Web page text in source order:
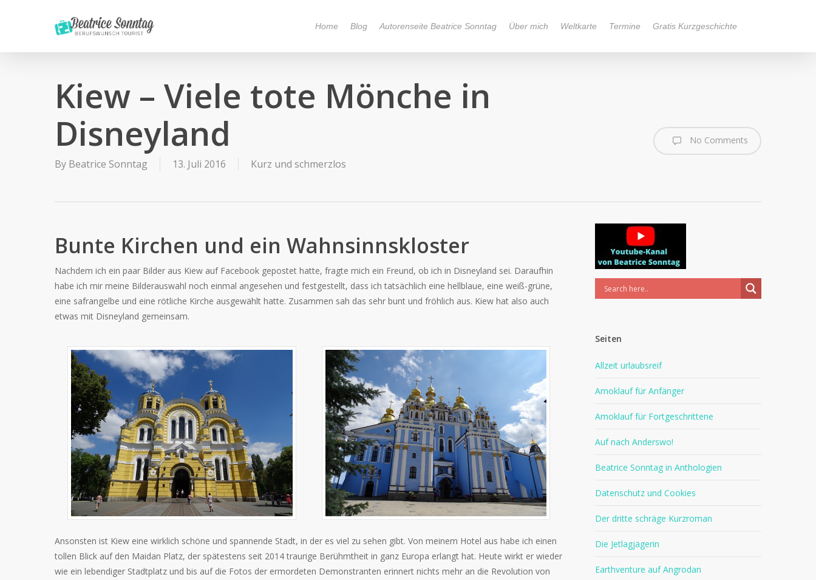
content
Home Blog Autorenseite Beatrice Sonntag Über mich Weltkarte Termine Gratis Kurzgeschichte
Kiew – Viele tote Mönche in
Disneyland
By Beatrice Sonntag 13. Juli 2016 Kurz und schmerzlos
No Comments
Bunte Kirchen und ein Wahnsinnskloster
Nachdem ich ein paar Bilder aus Kiew auf Facebook gepostet hatte, fragte mich ein Freund, ob ich in Disneyland sei. Daraufhin
habe ich mir meine Bilderauswahl noch einmal angesehen und festgestellt, dass ich tatsächlich eine hellblaue, eine weiß-grüne,
eine safrangelbe und eine rötliche Kirche ausgewählt hatte. Zusammen sah das sehr bunt und fröhlich aus. Kiew hat also auch
etwas mit Disneyland gemeinsam.
Ansonsten ist Kiew eine wirklich schöne und spannende Stadt, in der es viel zu sehen gibt. Von meinem Hotel aus habe ich einen
tollen Blick auf den Maidan Platz, der spätestens seit 2014 traurige Berühmtheit in ganz Europa erlangt hat. Heute wirkt er wieder
wie ein lebendiger Stadtplatz und bis auf die Fotos der ermordeten Demonstranten erinnert nichts mehr an die Revolution von
Seiten
Allzeit urlaubsreif
Amoklauf für Anfänger
Amoklauf für Fortgeschrittene
Auf nach Anderswo!
Beatrice Sonntag in Anthologien
Datenschutz und Cookies
Der dritte schräge Kurzroman
Die Jetlagjägerin
Earthventure auf Angrodan